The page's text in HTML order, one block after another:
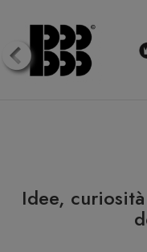
Idee,